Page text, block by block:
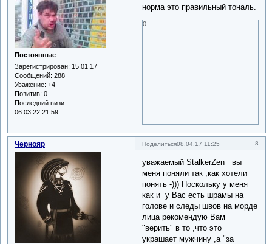
Постоянные
Зарегистрирован: 15.01.17
Сообщений: 288
Уважение: +4
Позитив: 0
Последний визит:
06.03.22 21:59
норма это правильный тональ.
0
Поделиться 8
08.04.17 11:25
Чернояр
уважаемый StalkerZen вы
меня поняли так ,как хотели
понять -))) Поскольку у меня
как и у Вас есть шрамы на
голове и следы швов на морде
лица рекомендую Вам
"верить" в то ,что это
украшает мужчину ,а "за